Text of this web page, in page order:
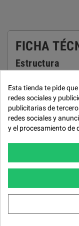
FICHA
Estructura
Almohadones
Gomaespuma de 32
Almohadones
Almohadones
Fibra hueca
Cojines
Deslizantes.
Respaldos
Esta tienda te pide
redes sociales y
publicitarias de
redes sociales y
y el procesamiento de